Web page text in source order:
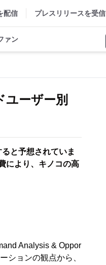
配信 プレスリリースを受信
ァン
ユーザー別
と予想されていま
により、キノコの高
Analysis & Oppor
ションの観点から、